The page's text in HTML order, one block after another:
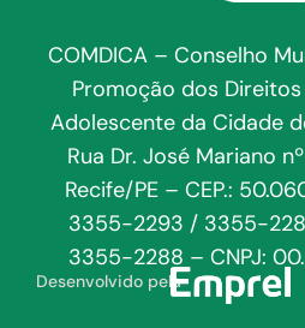
COMDICA – Conselho
Promoção dos
Adolescente da Cidade
Rua Dr. José Mariano
Recife/PE – CEP.:
3355-2293 / 3355-
3355-2288 – CNPJ:
Desenvolvido pela